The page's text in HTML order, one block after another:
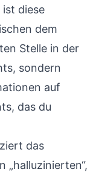
diese
dem
Stelle in der
sondern
auf
das du
das
„halluzinierten“,